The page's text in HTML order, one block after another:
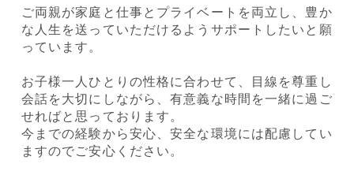
ご両親が家庭と仕事とプライベートを両立し、豊か
な人生を送っていただけるようサポートしたいと願
っています。
お子様一人ひとりの性格に合わせて、目線を尊重し
会話を大切にしながら、有意義な時間を一緒に過ご
せればと思っております。
今までの経験から安心、安全な環境には配慮してい
ますのでご安心ください。